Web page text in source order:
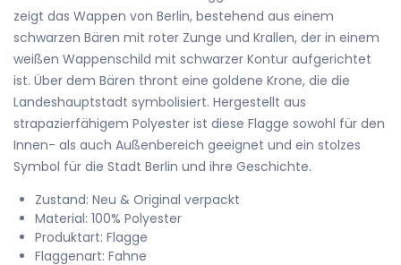
zeigt das Wappen von Berlin, bestehend aus einem
schwarzen Bären mit roter Zunge und Krallen, der in einem
weißen Wappenschild mit schwarzer Kontur aufgerichtet
ist. Über dem Bären thront eine goldene Krone, die die
Landeshauptstadt symbolisiert. Hergestellt aus
strapazierfähigem Polyester ist diese Flagge sowohl für den
Innen- als auch Außenbereich geeignet und ein stolzes
Symbol für die Stadt Berlin und ihre Geschichte.
Zustand: Neu & Original verpackt
Material: 100% Polyester
Produktart: Flagge
Flaggenart: Fahne